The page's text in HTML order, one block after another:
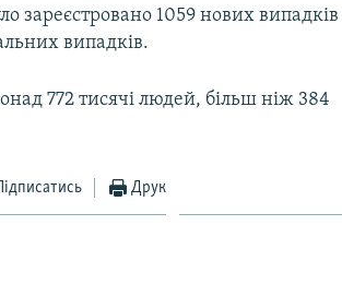
зареєстровано 1059 нових випадків
випадків.
772 тисячі людей, більш ніж 384
Підписатись Друк